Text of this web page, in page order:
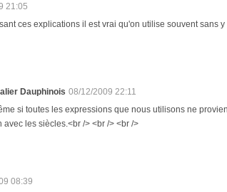
21:05
ces explications il est vrai qu'on utilise souvent sans
Dauphinois 08/12/2009 22:11
si toutes les expressions que nous utilisons ne
avec les siècles.<br /> <br /> <br />
08:39